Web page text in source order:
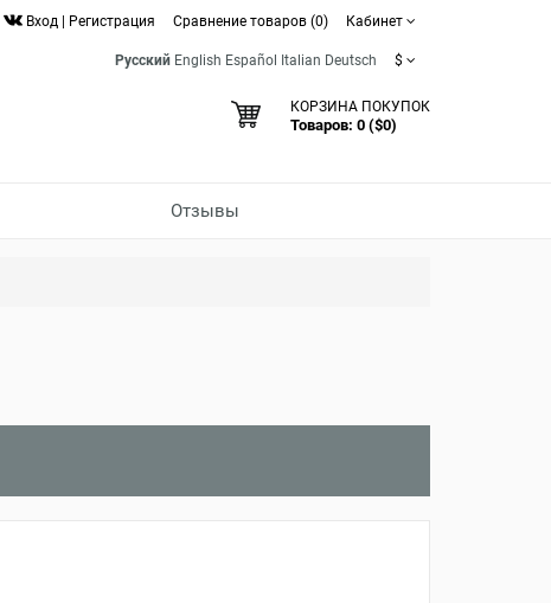
Вход Регистрация Сравнение товаров (0) Кабинет
Русский English Español Italian Deutsch $
КОРЗИНА ПОКУПОК
Товаров: 0 ($0)
Отзывы